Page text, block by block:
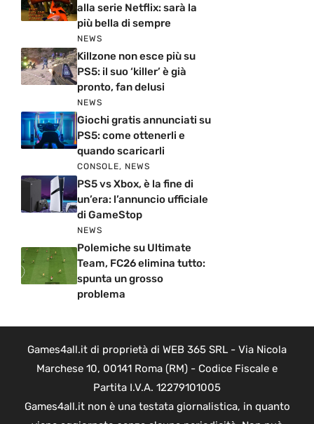
alla serie Netflix: sarà la
più bella di sempre
NEWS
Killzone non esce più su
PS5: il suo ‘killer’ è già
pronto, fan delusi
NEWS
Giochi gratis annunciati su
PS5: come ottenerli e
quando scaricarli
CONSOLE, NEWS
PS5 vs Xbox, è la fine di
un’era: l’annuncio ufficiale
di GameStop
NEWS
Polemiche su Ultimate
Team, FC26 elimina tutto:
spunta un grosso
problema
Games4all.it di proprietà di WEB 365 SRL - Via Nicola
Marchese 10, 00141 Roma (RM) - Codice Fiscale e
Partita I.V.A. 12279101005
Games4all.it non è una testata giornalistica, in quanto